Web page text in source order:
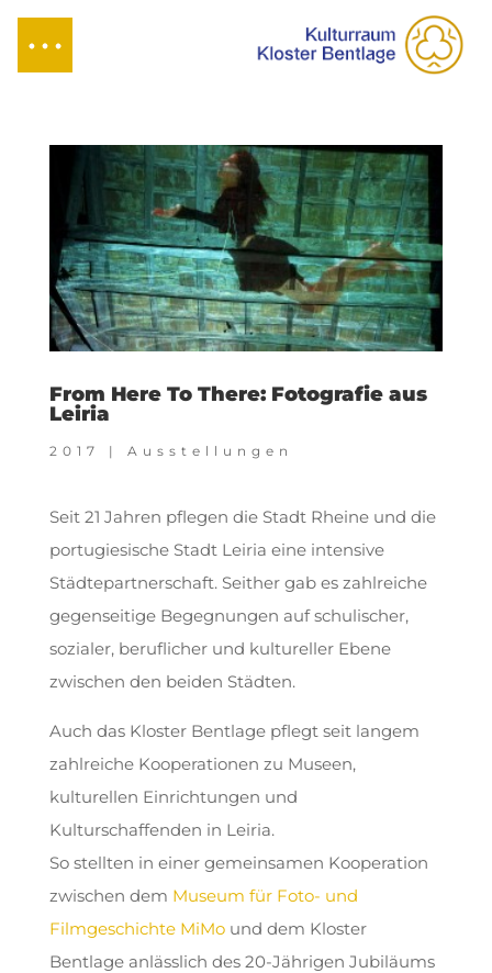
From Here To There: Fotografie aus
Leiria
2017 | Ausstellungen
Seit 21 Jahren pflegen die Stadt Rheine und die
portugiesische Stadt Leiria eine intensive
Städtepartnerschaft. Seither gab es zahlreiche
gegenseitige Begegnungen auf schulischer,
sozialer, beruflicher und kultureller Ebene
zwischen den beiden Städten.
Auch das Kloster Bentlage pflegt seit langem
zahlreiche Kooperationen zu Museen,
kulturellen Einrichtungen und
Kulturschaffenden in Leiria.
So stellten in einer gemeinsamen Kooperation
zwischen dem Museum für Foto- und
Filmgeschichte MiMo und dem Kloster
Bentlage anlässlich des 20-Jährigen Jubiläums